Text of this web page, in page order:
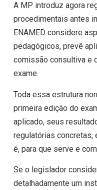
A MP introduz agora
procedimentais antes
ENAMED considere
pedagógicos, prevê
comissão consultiva e
exame.
Toda essa estrutura
primeira edição do
aplicado, seus
regulatórias concretas,
é, para que serve e
Se o legislador
detalhadamente um